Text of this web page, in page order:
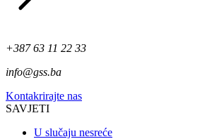
+387 63 11 22 33
info@gss.ba
Kontakrirajte nas
SAVJETI
U slučaju nesreće